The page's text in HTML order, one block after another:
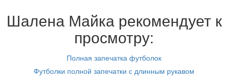
Шалена Майка рекомендует к
просмотру:
Полная запечатка футболок
Футболки полной запечатки с длинным рукавом